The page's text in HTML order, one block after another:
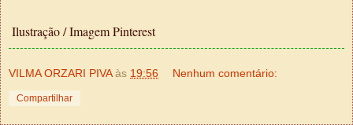
Ilustração / Imagem Pinterest
VILMA ORZARI PIVA às 19:56 Nenhum comentário:
Compartilhar